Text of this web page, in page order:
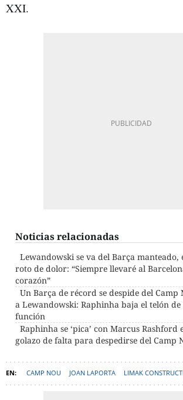
XXI.
Noticias relacionadas
Lewandowski se va del Barça
roto de dolor: “Siempre llevaré al
corazón”
Un Barça de récord se despide del Camp
a Lewandowski: Raphinha baja el telón
función
Raphinha se ‘pica’ con Marcus Rashford
golazo de falta para despedirse del Camp
CAMP NOU JOAN LAPORTA LIMAK